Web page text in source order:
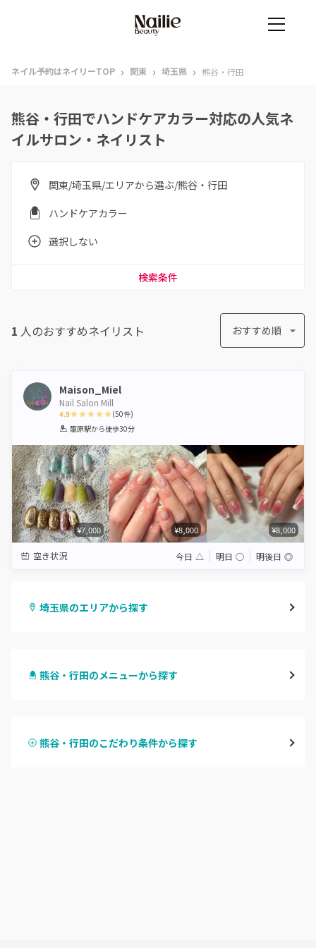
ネイル予約はネイリーTOP › 関東 › 埼玉県 › 熊谷・行田
熊谷・行田でハンドケアカラー対応の人気ネ
イルサロン・ネイリスト
関東/埼玉県/エリアから選ぶ/熊谷・行田
ハンドケアカラー
選択しない
検索条件
1 人のおすすめネイリスト おすすめ順
Maison_Miel
Nail Salon Mill
4.9
1 2 3 4 5
(50件)
籠原駅から徒歩30分
¥7,000 ¥8,000 ¥8,000
空き状況 今日 △ 明日 ◯ 明後日 ◎
埼玉県のエリアから探す
与野
熊谷・行田のメニューから探す
ハンドスカルプ
熊谷・行田のこだわり条件から探す